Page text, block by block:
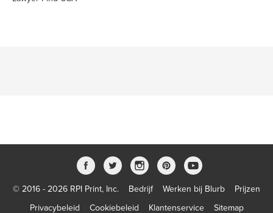
© 2016 - 2026 RPI Print, Inc. Bedrijf Werken bij Blurb
Prijzen
Privacybeleid
Cookiebeleid Klantenservice Sitemap